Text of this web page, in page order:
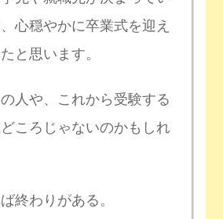
心穏やかに卒業式を迎え
と思います。
人や、これから受験する
ころじゃないのかもしれ
終わりがある。